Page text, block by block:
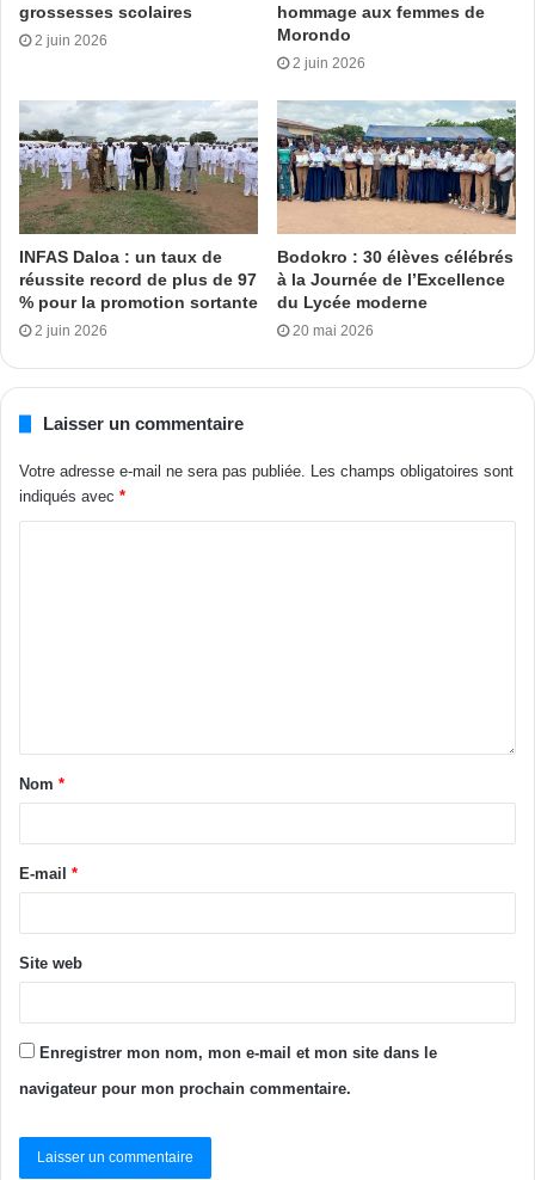
grossesses scolaires
2 juin 2026
hommage aux femmes de
Morondo
2 juin 2026
INFAS Daloa : un taux de
réussite record de plus de 97
% pour la promotion sortante
2 juin 2026
Bodokro : 30 élèves célébrés
à la Journée de l’Excellence
du Lycée moderne
20 mai 2026
Laisser un commentaire
Votre adresse e-mail ne sera pas publiée. Les champs obligatoires sont
indiqués avec *
Nom *
E-mail *
Site web
Enregistrer mon nom, mon e-mail et mon site dans le
navigateur pour mon prochain commentaire.